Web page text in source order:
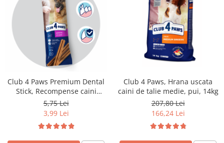
Club 4 Paws Premium Dental
Stick, Recompense caini
0,117kg
5,75 Lei
3,99 Lei
Club 4 Paws, Hrana uscata
caini de talie medie, pui, 14kg
207,80 Lei
166,24 Lei